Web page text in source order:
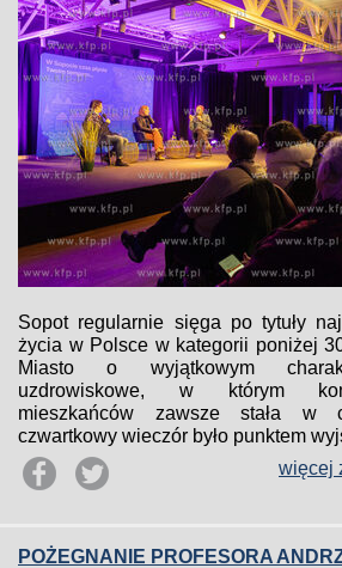
Sopot regularnie sięga po tytuły
życia w Polsce w kategorii poniżej
Miasto o wyjątkowym
uzdrowiskowe, w którym
mieszkańców zawsze stała w
czwartkowy wieczór było punktem
więcej
POŻEGNANIE PROFESORA